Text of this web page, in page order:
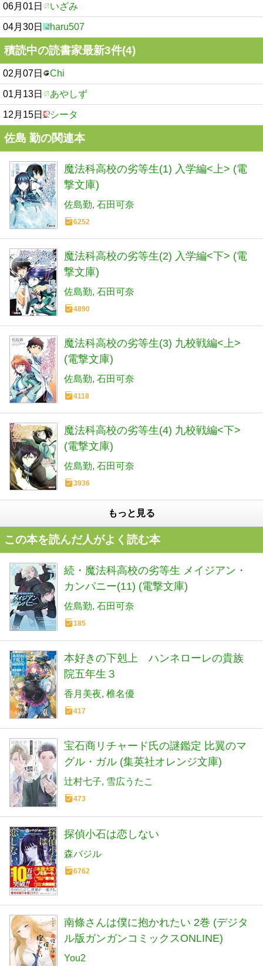
06月01日 いざみ
04月30日 haru507
積読中の読書家最新3件(4)
02月07日 Chi
01月13日 あやしず
12月15日 シータ
佐島 勤の関連本
魔法科高校の劣等生(1) 入学編<上> (電
撃文庫)
佐島勤 石田可奈
6252
魔法科高校の劣等生(2) 入学編<下> (電
撃文庫)
佐島勤 石田可奈
4890
魔法科高校の劣等生(3) 九校戦編<上>
(電撃文庫)
佐島勤 石田可奈
4118
魔法科高校の劣等生(4) 九校戦編<下>
(電撃文庫)
佐島勤 石田可奈
3936
もっと見る
この本を読んだ人がよく読む本
続・魔法科高校の劣等生 メイジアン・
カンパニー(11) (電撃文庫)
佐島勤 石田可奈
185
本好きの下剋上 ハンネローレの貴族
院五年生３
香月美夜 椎名優
417
宝石商リチャード氏の謎鑑定 比翼のマ
グル・ガル (集英社オレンジ文庫)
辻村七子 雪広うたこ
473
探偵小石は恋しない
森バジル
6762
南條さんは僕に抱かれたい 2巻 (デジタ
ル版ガンガンコミックスONLINE)
You2